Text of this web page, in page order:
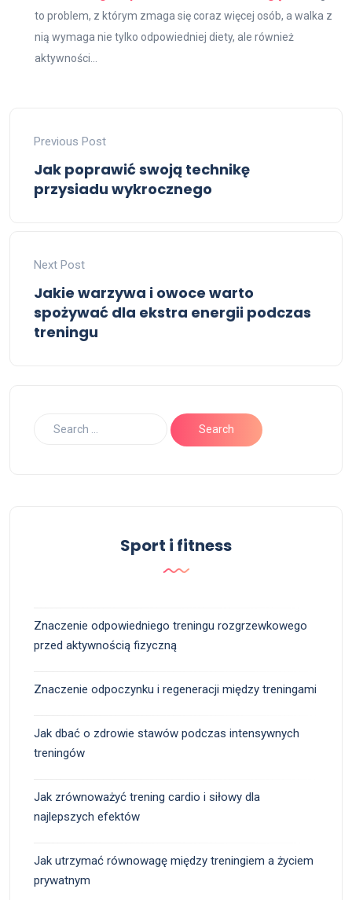
to problem, z którym zmaga się coraz więcej osób, a walka z
nią wymaga nie tylko odpowiedniej diety, ale również
aktywności...
Previous Post
Jak poprawić swoją technikę
przysiadu wykrocznego
Next Post
Jakie warzywa i owoce warto
spożywać dla ekstra energii podczas
treningu
Sport i fitness
Znaczenie odpowiedniego treningu rozgrzewkowego
przed aktywnością fizyczną
Znaczenie odpoczynku i regeneracji między treningami
Jak dbać o zdrowie stawów podczas intensywnych
treningów
Jak zrównoważyć trening cardio i siłowy dla
najlepszych efektów
Jak utrzymać równowagę między treningiem a życiem
prywatnym